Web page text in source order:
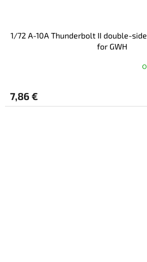
1/72 A-10A Thunderbolt II double-
for GWH
7,86 €